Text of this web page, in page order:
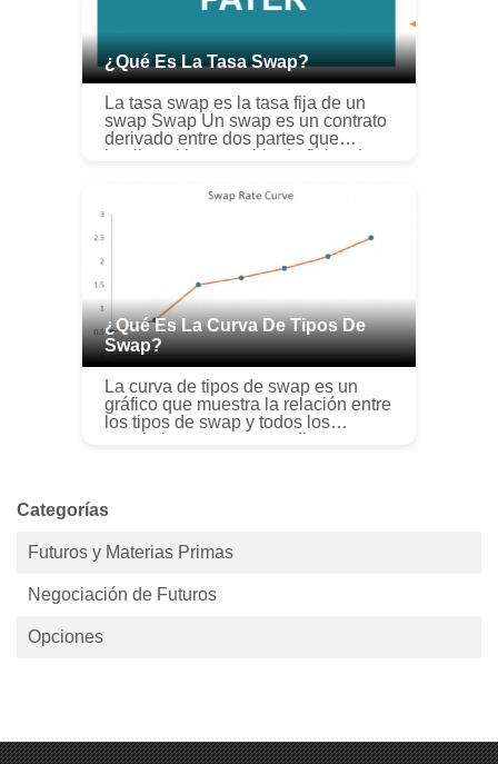
¿Qué Es La Tasa Swap?
La tasa swap es la tasa fija de un
swap Swap Un swap es un contrato
derivado entre dos partes que
implica el intercambio de flujos de
dos instrumentos financieros. Lo...
¿Qué Es La Curva De Tipos De
Swap?
La curva de tipos de swap es un
gráfico que muestra la relación entre
los tipos de swap y todos los
vencimientos correspondientes
Categorías
Futuros y Materias Primas
Negociación de Futuros
Opciones